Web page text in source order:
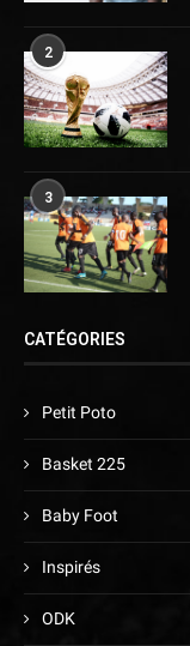
2
3
CATÉGORIES
Petit Poto
Basket 225
Baby Foot
Inspirés
ODK